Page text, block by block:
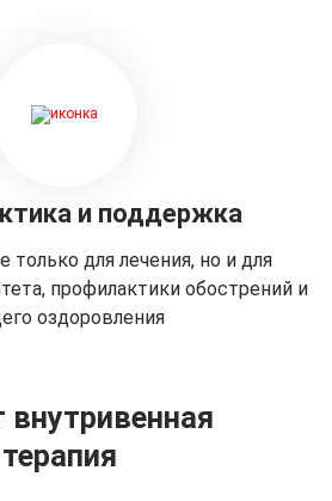
и поддержка
только для лечения, но и для
профилактики обострений и
оздоровления
внутривенная